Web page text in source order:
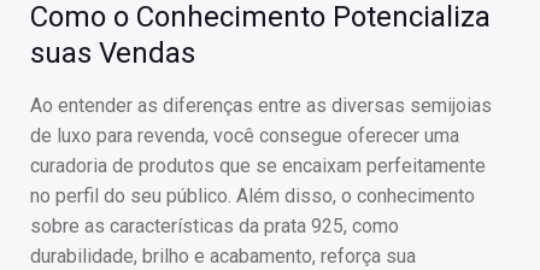
Como o Conhecimento Potencializa
suas Vendas
Ao entender as diferenças entre as diversas semijoias
de luxo para revenda, você consegue oferecer uma
curadoria de produtos que se encaixam perfeitamente
no perfil do seu público. Além disso, o conhecimento
sobre as características da prata 925, como
durabilidade, brilho e acabamento, reforça sua